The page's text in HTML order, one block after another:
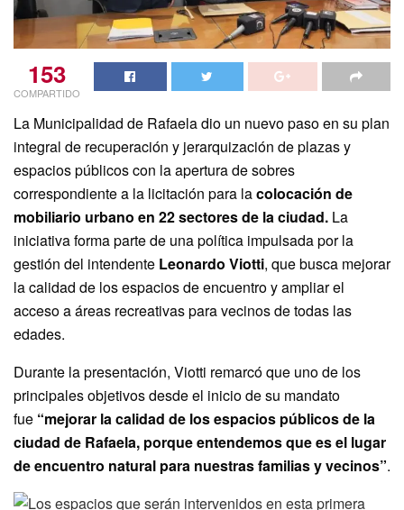
153
COMPARTIDO
La Municipalidad de Rafaela dio un nuevo paso en su plan
integral de recuperación y jerarquización de plazas y
espacios públicos con la apertura de sobres
correspondiente a la licitación para lacolocación de
mobiliario urbano en 22 sectores de la ciudad. La
iniciativa forma parte de una política impulsada por la
gestión del intendente Leonardo Viotti, que busca mejorar
la calidad de los espacios de encuentro y ampliar el
acceso a áreas recreativas para vecinos de todas las
edades.
Durante la presentación, Viotti remarcó que uno de los
principales objetivos desde el inicio de su mandato
fue “mejorar la calidad de los espacios públicos de la
ciudad de Rafaela, porque entendemos que es el lugar
de encuentro natural para nuestras familias y vecinos”.